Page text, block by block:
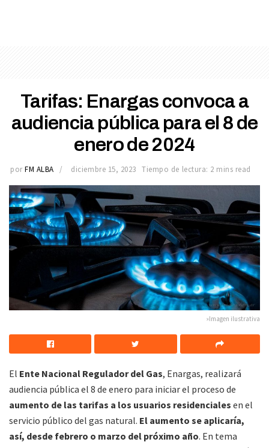
Tarifas: Enargas convoca a
audiencia pública para el 8 de
enero de 2024
por FM ALBA diciembre 15, 2023 Tiempo de lectura: 2 mins read
»Imagen ilustrativa
El Ente Nacional Regulador del Gas, Enargas, realizará
audiencia pública el 8 de enero para iniciar el proceso de
aumento de las tarifas a los usuarios residenciales en el
servicio público del gas natural. El aumento se aplicaría,
así, desde febrero o marzo del próximo año. En tema